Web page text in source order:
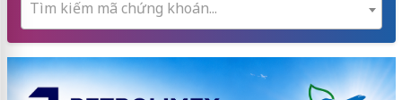
Tìm kiếm mã chứng khoán...